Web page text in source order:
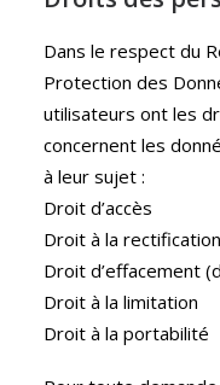
Dans le respect du
Protection des
utilisateurs ont les
concernent les
à leur sujet :
Droit d’accès
Droit à la rectification
Droit d’effacement
Droit à la limitation
Droit à la portabilité